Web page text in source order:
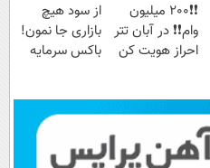
❗❗200 میلیون
وام❗❗ در آبان تتر
احراز هویت کن
از سود هیچ
بازاری جا نمون!
باکس سرمایه